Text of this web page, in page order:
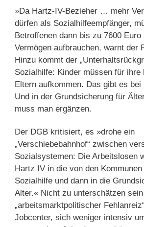
»Da Hartz-IV-Bezieher … mehr
dürfen als Sozialhilfeempfänger,
Betroffenen dann bis zu 7600 Euro
Vermögen aufbrauchen, warnt der
Hinzu kommt der
Sozialhilfe: Kinder müssen für ihre
Eltern aufkommen. Das gibt es
Und in der Grundsicherung für
muss man ergänzen.
Der DGB kritisiert, es »drohe ein
„Verschiebebahnhof“ zwischen
Sozialsystemen: Die Arbeitslosen
Hartz IV in die von den
Sozialhilfe und dann in die
Alter.« Nicht zu unterschätzen
„arbeitsmarktpolitischer
Jobcenter, sich weniger intensiv